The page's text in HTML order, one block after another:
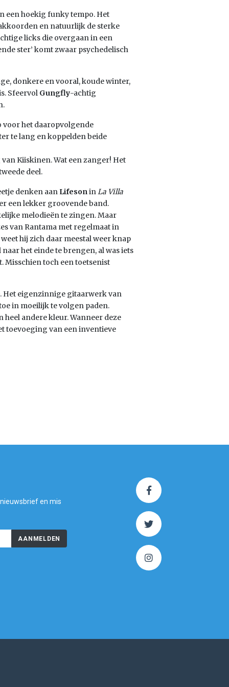
een hoekig funky tempo. Het
en natuurlijk de sterke
licks die overgaan in een
ster’ komt zwaar psychedelisch
donkere en vooral, koude winter,
Sfeervol Gungfly-achtig
het daaropvolgende
te lang en koppelden beide
Kiiskinen. Wat een zanger! Het
deel.
denken aan LifesoninLa Villa
een lekker groovende band.
melodieën te zingen. Maar
van Rantama met regelmaat in
hij zich daar meestal weer knap
het einde te brengen, al was iets
Misschien toch een toetsenist
Het eigenzinnige gitaarwerk van
in moeilijk te volgen paden.
andere kleur. Wanneer deze
toevoeging van een inventieve
en mis
AANMELDEN